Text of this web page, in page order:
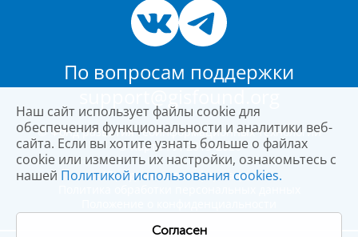
Наш сайт использует файлы cookie для
обеспечения функциональности и аналитики веб-
сайта. Если вы хотите узнать больше о файлах
cookie или изменить их настройки, ознакомьтесь с
нашей Политикой использования cookies.
Согласен
По вопросам поддержки
support@gisfound.org
© Фонд развития геоинформационных технологий
© Карта РУ, 2019-2026
Юридическая информация